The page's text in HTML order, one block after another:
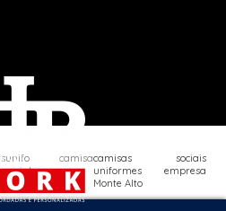
uniforme camisa
social
masculina
camisas sociais
uniformes empresa
Monte Alto